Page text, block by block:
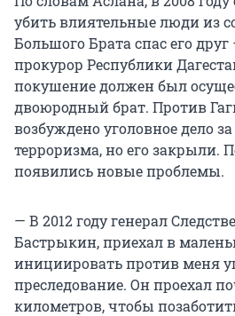
убить влиятельные люди из
Большого Брата спас его
прокурор Республики
покушение должен был
двоюродный брат. Против
возбуждено уголовное дело
терроризма, но его закрыли.
появились новые проблемы.
— В 2012 году генерал
Бастрыкин, приехал в
инициировать против меня
преследование. Он проехал
километров, чтобы